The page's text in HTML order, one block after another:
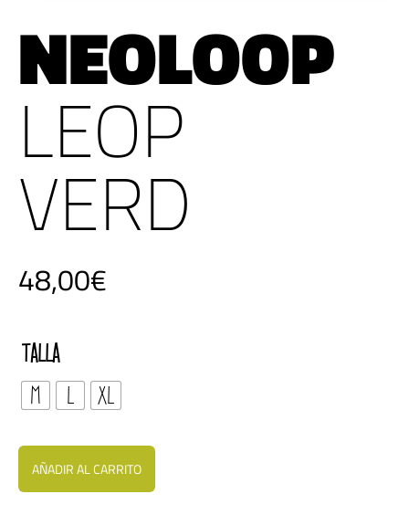
NEOLOOP
LEOP
VERD
48,00€
TALLA
M
L XL
AÑADIR AL CARRITO